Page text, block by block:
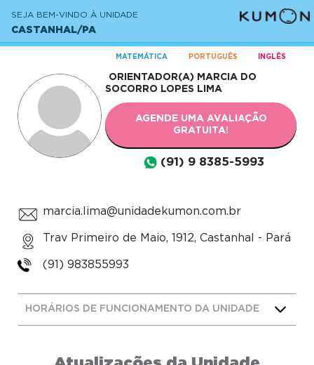
SEJA BEM-VINDO À UNIDADE
CASTANHAL/PA
MATEMÁTICA PORTUGUÊS INGLÊS
ORIENTADOR(A) MARCIA DO
SOCORRO LOPES LIMA
AGENDE UMA AVALIAÇÃO
GRATUITA!
(91) 9 8385-5993
marcia.lima@unidadekumon.com.br
Trav Primeiro de Maio, 1912, Castanhal - Pará
(91) 983855993
HORÁRIOS DE FUNCIONAMENTO DA UNIDADE